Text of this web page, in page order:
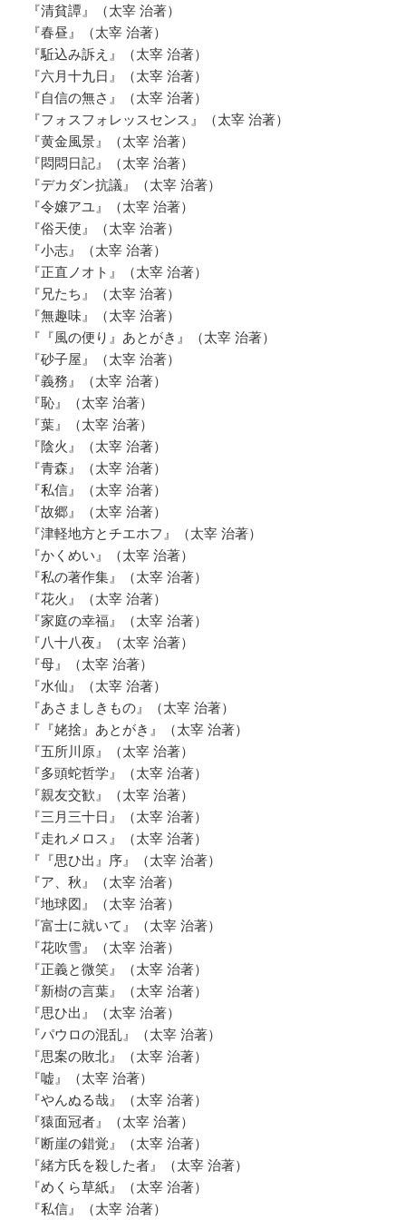
『清貧譚』（太宰 治著）
『春昼』（太宰 治著）
『駈込み訴え』（太宰 治著）
『六月十九日』（太宰 治著）
『自信の無さ』（太宰 治著）
『フォスフォレッスセンス』（太宰 治著）
『黄金風景』（太宰 治著）
『悶悶日記』（太宰 治著）
『デカダン抗議』（太宰 治著）
『令嬢アユ』（太宰 治著）
『俗天使』（太宰 治著）
『小志』（太宰 治著）
『正直ノオト』（太宰 治著）
『兄たち』（太宰 治著）
『無趣味』（太宰 治著）
『『風の便り』あとがき』（太宰 治著）
『砂子屋』（太宰 治著）
『義務』（太宰 治著）
『恥』（太宰 治著）
『葉』（太宰 治著）
『陰火』（太宰 治著）
『青森』（太宰 治著）
『私信』（太宰 治著）
『故郷』（太宰 治著）
『津軽地方とチエホフ』（太宰 治著）
『かくめい』（太宰 治著）
『私の著作集』（太宰 治著）
『花火』（太宰 治著）
『家庭の幸福』（太宰 治著）
『八十八夜』（太宰 治著）
『母』（太宰 治著）
『水仙』（太宰 治著）
『あさましきもの』（太宰 治著）
『『姥捨』あとがき』（太宰 治著）
『五所川原』（太宰 治著）
『多頭蛇哲学』（太宰 治著）
『親友交歓』（太宰 治著）
『三月三十日』（太宰 治著）
『走れメロス』（太宰 治著）
『『思ひ出』序』（太宰 治著）
『ア、秋』（太宰 治著）
『地球図』（太宰 治著）
『富士に就いて』（太宰 治著）
『花吹雪』（太宰 治著）
『正義と微笑』（太宰 治著）
『新樹の言葉』（太宰 治著）
『思ひ出』（太宰 治著）
『パウロの混乱』（太宰 治著）
『思案の敗北』（太宰 治著）
『嘘』（太宰 治著）
『やんぬる哉』（太宰 治著）
『猿面冠者』（太宰 治著）
『断崖の錯覚』（太宰 治著）
『緒方氏を殺した者』（太宰 治著）
『めくら草紙』（太宰 治著）
『私信』（太宰 治著）